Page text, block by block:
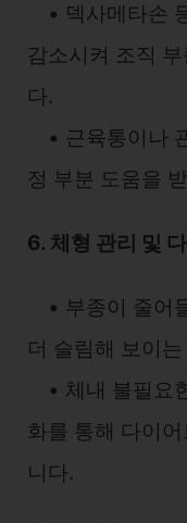
• 덱사메타손
감소시켜 조직
다.
• 근육통이나
정 부분 도움을
6. 체형 관리 및
• 부종이 줄어
더 슬림해 보이
• 체내 불필요
화를 통해 다이
니다.